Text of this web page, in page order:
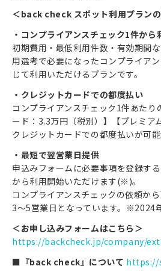
＜back check スポット利用プラン
・コンプライアンスチェック1件から
初期費用・最低利用件数・有効期間
用選考で必要になったコンプライア
じて利用いただけるプランです。
・クレジットカードでの都度払い
コンプライアンスチェック1件あたり
ード：3.3万円（税別）】【プレミア
クレジットカードでの都度払いが可能
・最短で翌営業日提供
申込みフォームに必要事項を登録す
から利用開始いただけます(※)。
コンプライアンスチェックの依頼か
3〜5営業日となっています。※2024
＜お申し込みフォームはこちら＞
https://backcheck.jp/company/
■『back check』について https://